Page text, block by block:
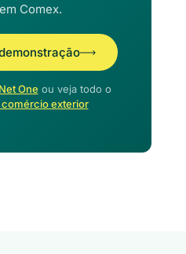
Comex.
One ou veja todo o
exterior